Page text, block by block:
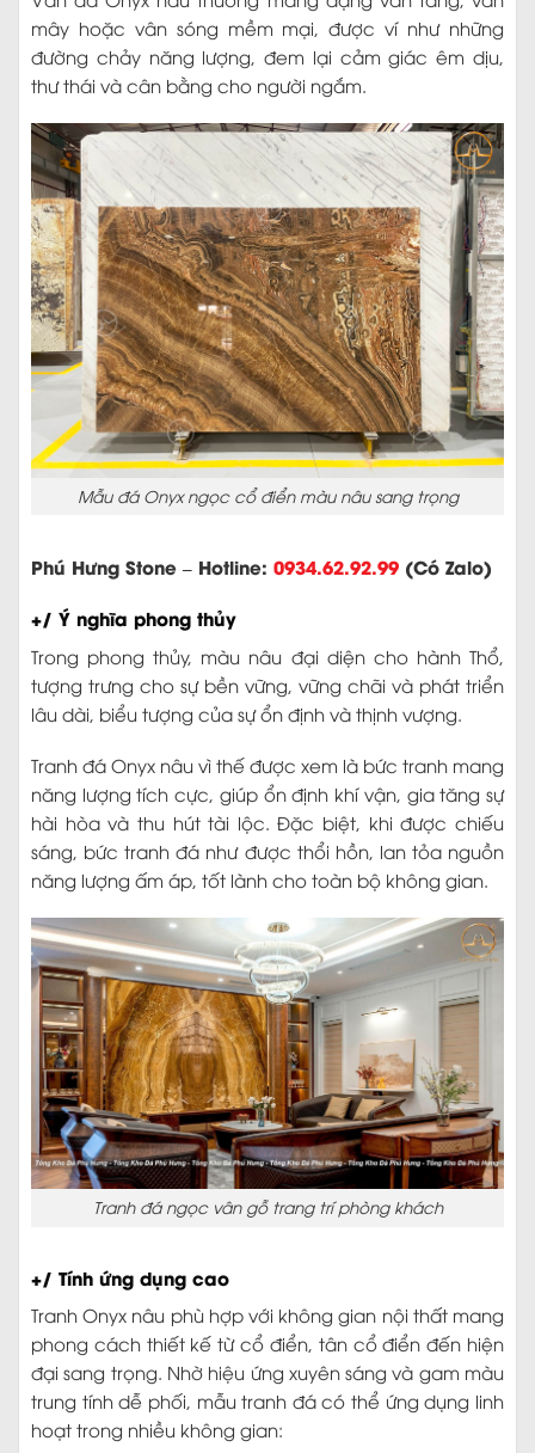
mây hoặc vân sóng mềm mại, được ví như những
đường chảy năng lượng, đem lại cảm giác êm dịu,
thư thái và cân bằng cho người ngắm.
Mẫu đá Onyx ngọc cổ điển màu nâu sang trọng
Phú Hưng Stone – Hotline: 0934.62.92.99 (Có Zalo)
+/ Ý nghĩa phong thủy
Trong phong thủy, màu nâu đại diện cho hành Thổ,
tượng trưng cho sự bền vững, vững chãi và phát triển
lâu dài, biểu tượng của sự ổn định và thịnh vượng.
Tranh đá Onyx nâu vì thế được xem là bức tranh mang
năng lượng tích cực, giúp ổn định khí vận, gia tăng sự
hài hòa và thu hút tài lộc. Đặc biệt, khi được chiếu
sáng, bức tranh đá như được thổi hồn, lan tỏa nguồn
năng lượng ấm áp, tốt lành cho toàn bộ không gian.
Tranh đá ngọc vân gỗ trang trí phòng khách
+/ Tính ứng dụng cao
Tranh Onyx nâu phù hợp với không gian nội thất mang
phong cách thiết kế từ cổ điển, tân cổ điển đến hiện
đại sang trọng. Nhờ hiệu ứng xuyên sáng và gam màu
trung tính dễ phối, mẫu tranh đá có thể ứng dụng linh
hoạt trong nhiều không gian: